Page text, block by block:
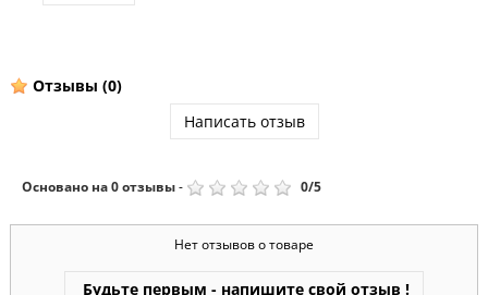
Отзывы (0)
Написать отзыв
Основано на0отзывы- 0/5
Нет отзывов о товаре
Будьте первым - напишите свой отзыв !